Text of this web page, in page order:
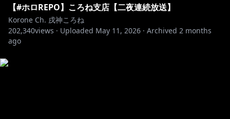
https://store.steampowered.com/app/3241660/REP
O/
---------------------------------------------
【#ホロREPO】ころね支店【二夜連続放送】
Korone Ch. 戌神ころね
202,340views · Uploaded May 11, 2026 · Archived 2 months
ago